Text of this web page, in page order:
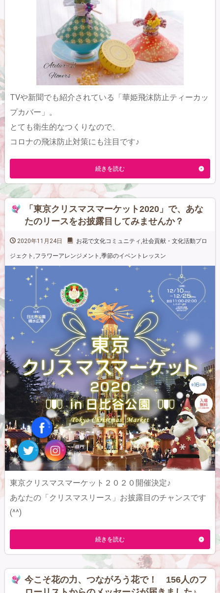
TVや新聞でも紹介されている「華姫飛沫防止ティーカッ
プカバー」。
とても衛生的なつくりなので、
コロナの飛沫防止対策にも注目です♪
続きを読む
「東京クリスマスマーケット2020」で、あな
たのリースをお披露目してみませんか？
2020年11月24日 お花で文化コミュニティ,社会貢献・文化活動プロ
ジェクト ,フラワーアレンジメント ,季節のイベントレッスン
東京クリスマスマーケット２０２０開催決定♪
あなたの「クリスマスリース」お披露目のチャンスです
(^^)
続きを読む
今こそ花の力、つながろう花で！ 156人のフ